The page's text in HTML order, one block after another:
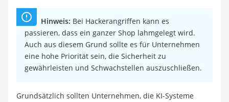
Hinweis: Bei Hackerangriffen kann es
passieren, dass ein ganzer Shop lahmgelegt wird.
Auch aus diesem Grund sollte es für Unternehmen
eine hohe Priorität sein, die Sicherheit zu
gewährleisten und Schwachstellen auszuschließen.
Grundsätzlich sollten Unternehmen, die KI-Systeme